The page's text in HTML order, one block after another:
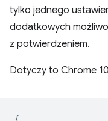
tylko jednego
dodatkowych
z potwierdzeniem.
Dotyczy to Chrome
{